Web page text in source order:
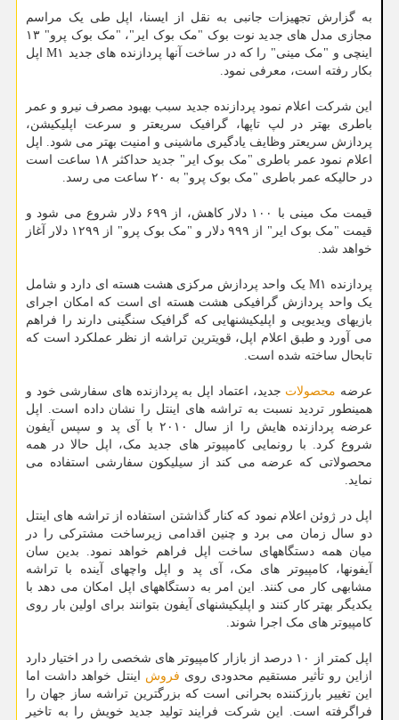
به گزارش تجهیزات جانبی به نقل از ایسنا، اپل طی یک مراسم
مجازی مدل های جدید نوت بوک "مک بوک ایر"، "مک بوک پرو" ۱۳
اینچی و "مک مینی" را که در ساخت آنها پردازنده های جدید M۱ اپل
بکار رفته است، معرفی نمود.
این شرکت اعلام نمود پردازنده جدید سبب بهبود مصرف نیرو و عمر
باطری بهتر در لپ تاپها، گرافیک سریعتر و سرعت اپلیکیشن،
پردازش سریعتر وظایف یادگیری ماشینی و امنیت بهتر می شود. اپل
اعلام نمود عمر باطری "مک بوک ایر" جدید حداکثر ۱۸ ساعت است
در حالیکه عمر باطری "مک بوک پرو" به ۲۰ ساعت می رسد.
قیمت مک مینی با ۱۰۰ دلار کاهش، از ۶۹۹ دلار شروع می شود و
قیمت "مک بوک ایر" از ۹۹۹ دلار و "مک بوک پرو" از ۱۲۹۹ دلار آغاز
خواهد شد.
پردازنده M۱ یک واحد پردازش مرکزی هشت هسته ای دارد و شامل
یک واحد پردازش گرافیکی هشت هسته ای است که امکان اجرای
بازیهای ویدیویی و اپلیکیشنهایی که گرافیک سنگینی دارند را فراهم
می آورد و طبق اعلام اپل، قویترین تراشه از نظر عملکرد است که
تابحال ساخته شده است.
عرضه محصولات جدید، اعتماد اپل به پردازنده های سفارشی خود و
همینطور تردید نسبت به تراشه های اینتل را نشان داده است. اپل
عرضه پردازنده هایش را از سال ۲۰۱۰ با آی پد و سپس آیفون
شروع کرد. با رونمایی کامپیوتر های جدید مک، اپل حالا در همه
محصولاتی که عرضه می کند از سیلیکون سفارشی استفاده می
نماید.
اپل در ژوئن اعلام نمود که کنار گذاشتن استفاده از تراشه های اینتل
دو سال زمان می برد و چنین اقدامی زیرساخت مشترکی را در
میان همه دستگاههای ساخت اپل فراهم خواهد نمود. بدین سان
آیفونها، کامپیوتر های مک، آی پد و اپل واچهای آینده با تراشه
مشابهی کار می کنند. این امر به دستگاههای اپل امکان می دهد با
یکدیگر بهتر کار کنند و اپلیکیشنهای آیفون بتوانند برای اولین بار روی
کامپیوتر های مک اجرا شوند.
اپل کمتر از ۱۰ درصد از بازار کامپیوتر های شخصی را در اختیار دارد
ازاین رو تأثیر مستقیم محدودی روی فروش اینتل خواهد داشت اما
این تغییر بارزکننده بحرانی است که بزرگترین تراشه ساز جهان را
فراگرفته است. این شرکت فرایند تولید جدید خویش را به تاخیر